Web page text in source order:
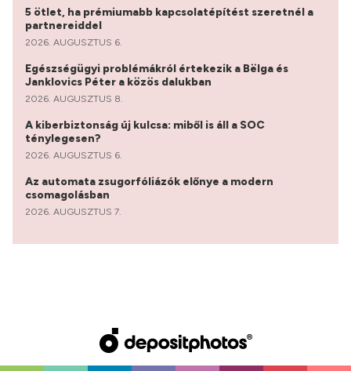
5 ötlet, ha prémiumabb kapcsolatépítést szeretnél a
partnereiddel
2026. AUGUSZTUS 6.
Egészségügyi problémákról értekezik a Bëlga és
Janklovics Péter a közös dalukban
2026. AUGUSZTUS 8.
A kiberbiztonság új kulcsa: miből is áll a SOC
ténylegesen?
2026. AUGUSZTUS 6.
Az automata zsugorfóliázók előnye a modern
csomagolásban
2026. AUGUSZTUS 7.